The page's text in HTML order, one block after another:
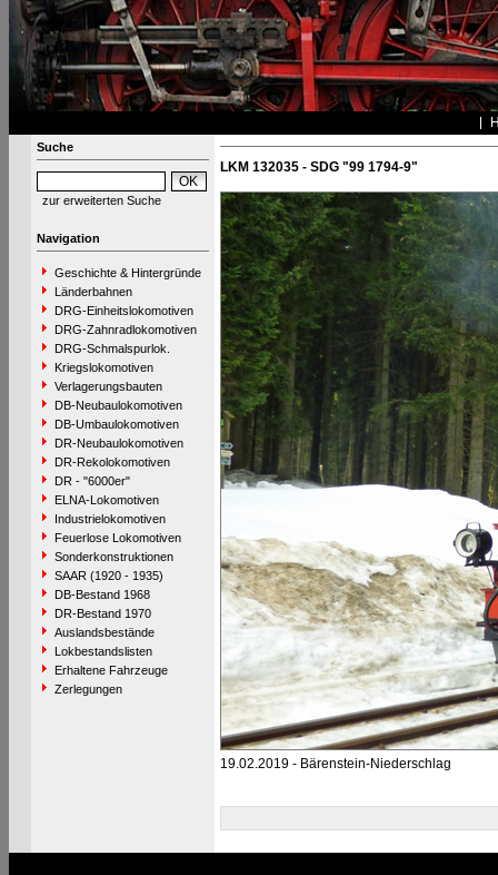
Suche
zur erweiterten Suche
Navigation
Geschichte & Hintergründe
Länderbahnen
DRG-Einheitslokomotiven
DRG-Zahnradlokomotiven
DRG-Schmalspurlok.
Kriegslokomotiven
Verlagerungsbauten
DB-Neubaulokomotiven
DB-Umbaulokomotiven
DR-Neubaulokomotiven
DR-Rekolokomotiven
DR - "6000er"
ELNA-Lokomotiven
Industrielokomotiven
Feuerlose Lokomotiven
Sonderkonstruktionen
SAAR (1920 - 1935)
DB-Bestand 1968
DR-Bestand 1970
Auslandsbestände
Lokbestandslisten
Erhaltene Fahrzeuge
Zerlegungen
LKM 132035 - SDG "99 1794-9"
19.02.2019 - Bärenstein-Niederschlag